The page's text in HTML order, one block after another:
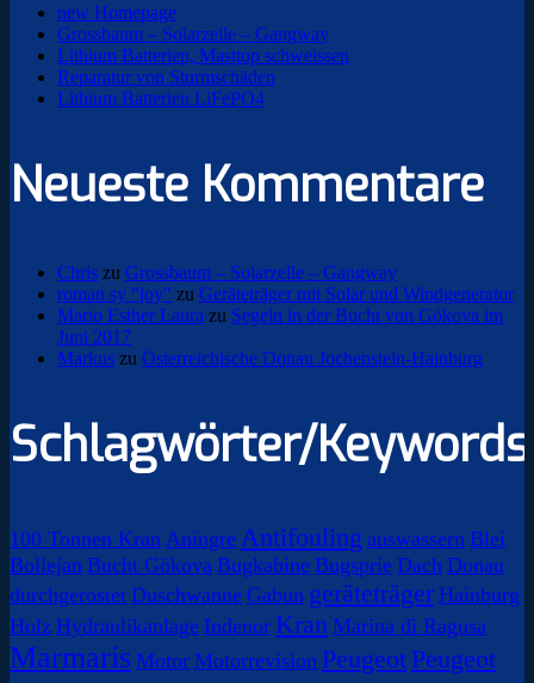
new Homepage
Grossbaum – Solarzelle – Gangway
Lithium Batterien, Masttop schweissen
Reparatur von Sturmschäden
Lithium Batterien LiFePO4
Neueste Kommentare
Chris zu Grossbaum – Solarzelle – Gangway
roman sy "joy" zu Geräteträger mit Solar und Windgenerator
Mario Esther Laura zu Segeln in der Bucht von Gökova im
Juni 2017
Markus zu Österreichische Donau Jochenstein-Hainburg
Schlagwörter/Keywords
100 Tonnen Kran Aningre Antifouling auswassern Blei
Bollejan Bucht Gökova Bugkabine Bugsprie Dach Donau
durchgerostet Duschwanne Gabun geräteträger Hainburg
Holz Hydraulikanlage Indenor Kran Marina di Ragusa
Marmaris Motor Motorrevision PeugeotPeugeot